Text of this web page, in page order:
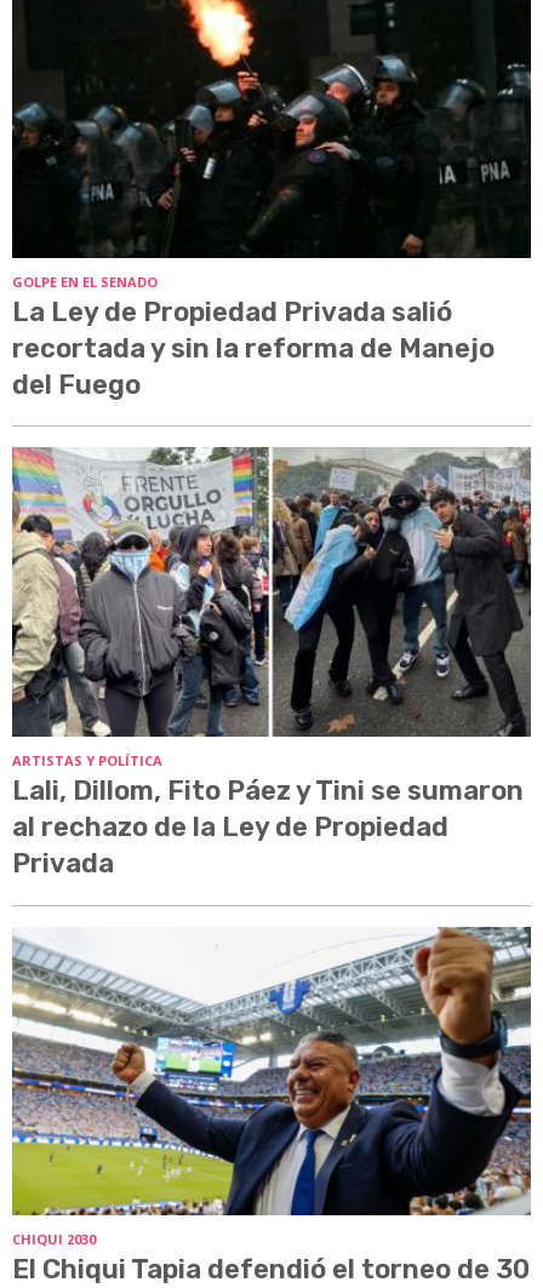
GOLPE EN EL SENADO
La Ley de Propiedad Privada salió
recortada y sin la reforma de Manejo
del Fuego
ARTISTAS Y POLÍTICA
Lali, Dillom, Fito Páez y Tini se sumaron
al rechazo de la Ley de Propiedad
Privada
CHIQUI 2030
El Chiqui Tapia defendió el torneo de 30